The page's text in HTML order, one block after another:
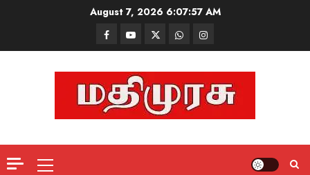
August 7, 2026 6:07:58 AM
FacebookMathemurasu
TV
TwitterWhatsAppInstagram
Primary